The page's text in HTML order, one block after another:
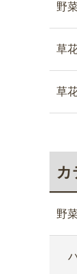
野
草
草
カ
野